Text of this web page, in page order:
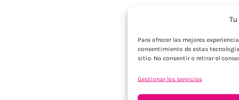
Para ofrecer las mejores
consentimiento de estas
sitio. No consentir o retirar el
Gestionar los servicios